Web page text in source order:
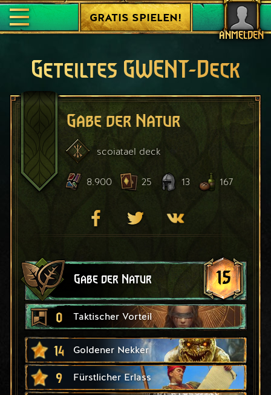
ANMELDEN
GRATIS SPIELEN!
Geteiltes GWENT-Deck
Gabe der Natur
scoiatael deck
8.900 25 13 167
Gabe der Natur 15
0 Taktischer Vorteil
14 Goldener Nekker
9 Fürstlicher Erlass